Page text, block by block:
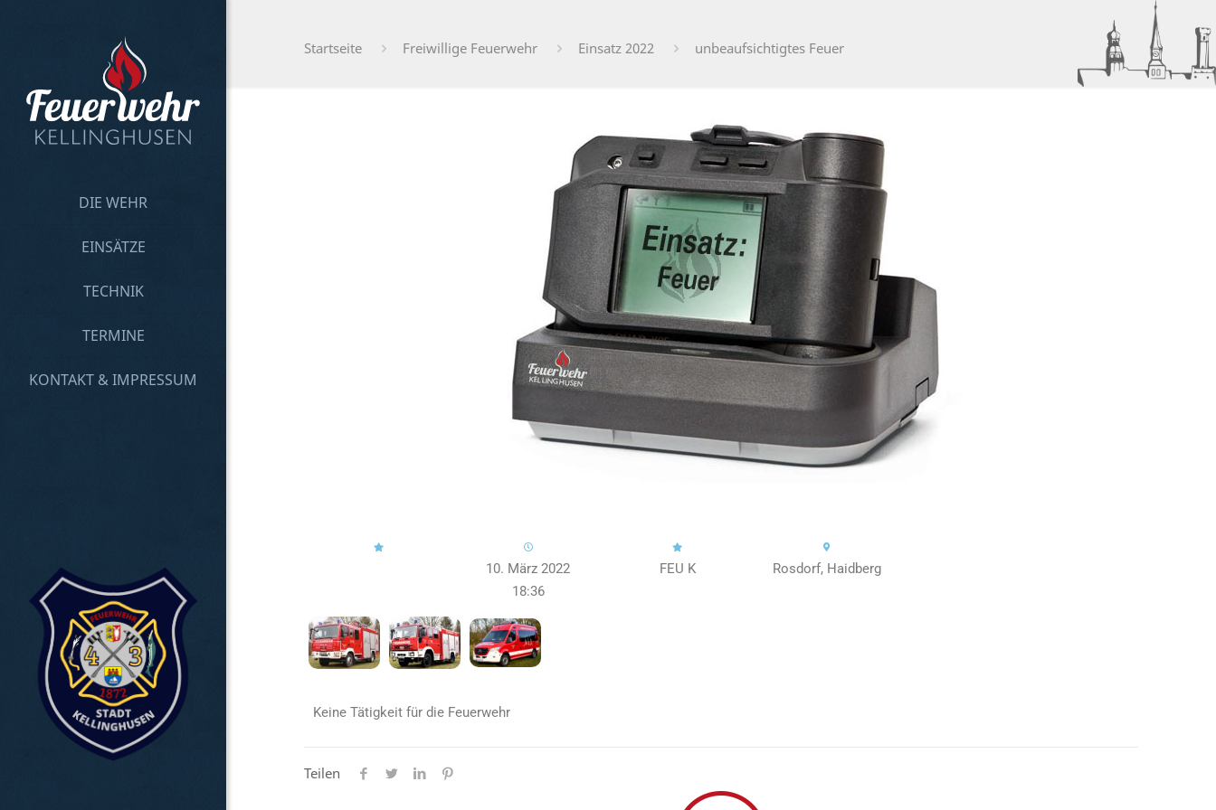
DIE WEHR
EINSÄTZE
TECHNIK
TERMINE
KONTAKT & IMPRESSUM
Startseite Freiwillige Feuerwehr Einsatz 2022 unbeaufsichtigtes Feuer
10. März 2022
18:36
FEU K Rosdorf, Haidberg
Keine Tätigkeit für die Feuerwehr
Teilen